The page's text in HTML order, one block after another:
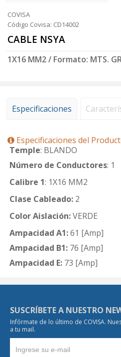
COVISA
Código Covisa: CD14002
CABLE NSYA
1X16 MM2 / Formato: MTS.
Especificaciones
Especificaciones del
Temple: BLANDO
Número de Conductores: 1
Calibre 1: 1X16 MM2
Clase Cableado: 2
Color Aislación:VERDE
Ampacidad A1:61 [Amp]
Ampacidad B1: 76 [Amp]
Ampacidad E: 73 [Amp]
SUSCRÍBETE A NUESTRO
Infórmate de lo último de COVISA.
a tu mail.